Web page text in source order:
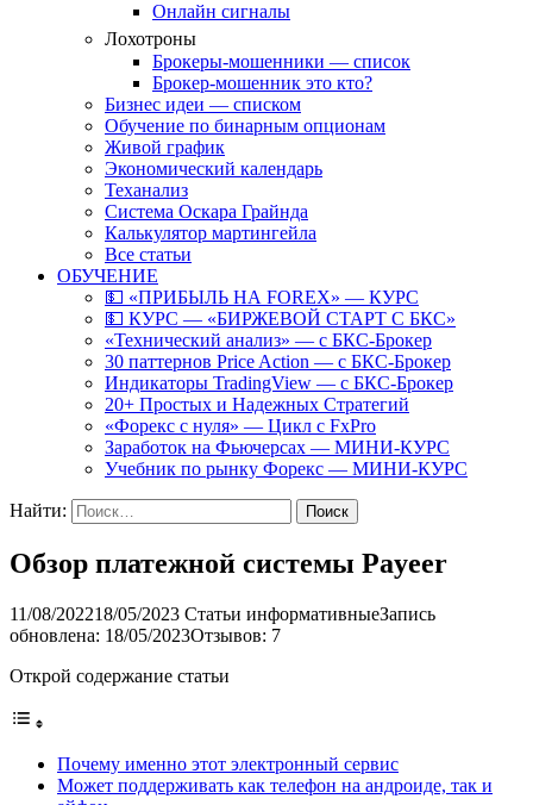
Онлайн сигналы
Лохотроны
Брокеры-мошенники — список
Брокер-мошенник это кто?
Бизнес идеи — списком
Обучение по бинарным опционам
Живой график
Экономический календарь
Теханализ
Система Оскара Грайнда
Калькулятор мартингейла
Все статьи
ОБУЧЕНИЕ
💵 «ПРИБЫЛЬ НА FOREX» — КУРС
💵 КУРС — «БИРЖЕВОЙ СТАРТ С БКС»
«Технический анализ» — с БКС-Брокер
30 паттернов Price Action — с БКС-Брокер
Индикаторы TradingView — с БКС-Брокер
20+ Простых и Надежных Стратегий
«Форекс с нуля» — Цикл с FxPro
Заработок на Фьючерсах — МИНИ-КУРС
Учебник по рынку Форекс — МИНИ-КУРС
Найти:
Обзор платежной системы Payeer
11/08/202218/05/2023 Статьи информативныеЗапись
обновлена: 18/05/2023Отзывов: 7
Открой содержание статьи
Почему именно этот электронный сервис
Mожет поддерживать как телефон на андроиде, так и